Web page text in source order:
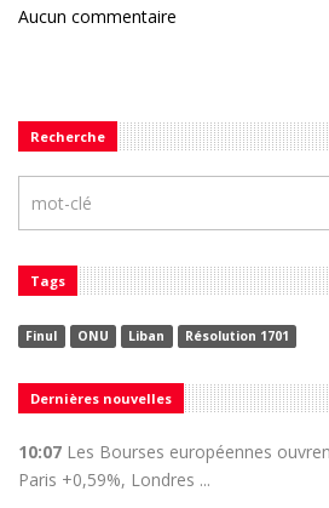
Aucun commentaire
Recherche
Tags
Finul ONU Liban Résolution 1701
Dernières nouvelles
10:07 Les Bourses européennes
Paris +0,59%, Londres ...